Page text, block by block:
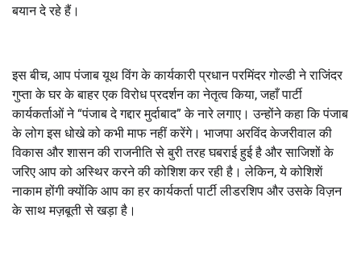
बयान दे रहे हैं।
इस बीच, आप पंजाब यूथ विंग के कार्यकारी प्रधान परमिंदर गोल्डी ने राजिंदर
गुप्ता के घर के बाहर एक विरोध प्रदर्शन का नेतृत्व किया,जहाँ पार्टी
कार्यकर्ताओं ने “पंजाब दे गद्दार मुर्दाबाद” के नारे लगाए। उन्होंने कहा कि पंजाब
के लोग इस धोखे को कभी माफ नहीं करेंगे। भाजपा अरविंद केजरीवाल की
विकास और शासन की राजनीति से बुरी तरह घबराई हुई है और साजिशों के
जरिए आप को अस्थिर करने की कोशिश कर रही है। लेकिन,ये कोशिशें
नाकाम होंगी क्योंकि आप का हर कार्यकर्ता पार्टी लीडरशिप और उसके विज़न
के साथ मज़बूती से खड़ा है।